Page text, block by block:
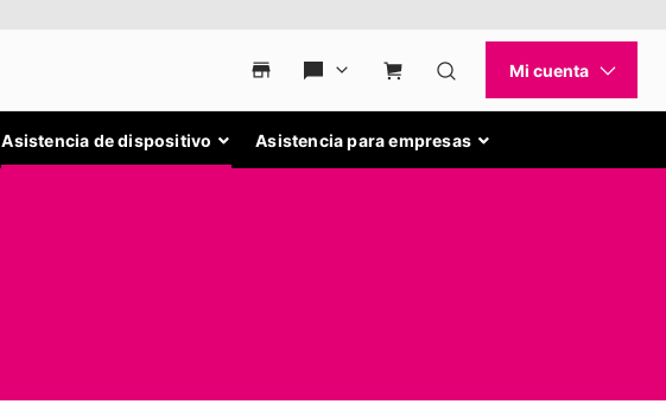
Asistencia de dispositivo Asistencia para empresas